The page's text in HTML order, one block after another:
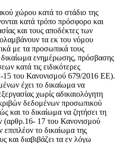
χώρου κατά το στάδιο της
κατά τρόπο πρόσφορο και
και τους αποδέκτες των
τα εκ του νόμου
με τα προσωπικά τους
ενημέρωσης, πρόσβασης
κατά τις ειδικότερες
15 του Κανονισμού 679/2016 ΕΕ).
έχει το δικαίωμα να
χωρίς αδικαιολόγητη
δεδομένων προσωπικού
και το δικαίωμα να ζητήσει τη
(αρθρ.16- 17 του Κανονισμού
το δικαίωμα της
και διαβιβάζει τα εν λόγω